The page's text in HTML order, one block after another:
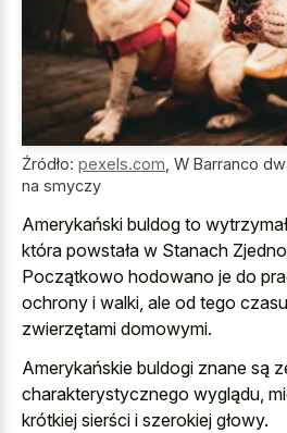
Źródło: pexels.com W Barranco
na smyczy
Amerykański buldog to
która powstała w Stanach
Początkowo hodowano je do
ochrony i walki, ale od tego
zwierzętami domowymi.
Amerykańskie buldogi znane są
charakterystycznego wyglądu,
krótkiej sierści i szerokiej głowy.